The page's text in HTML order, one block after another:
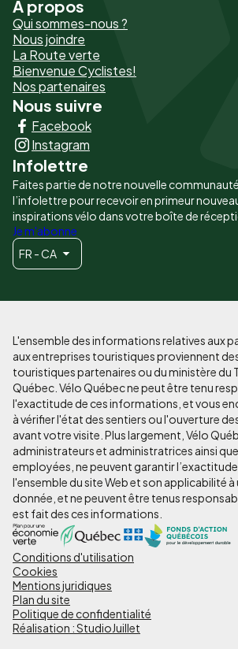
Pied
de
page
-
Liens
principaux
À propos
Qui sommes-nous ?
Nous joindre
La Route verte
Bienvenue Cyclistes!
Nos partenaires
Nous suivre
Facebook
Instagram
Infolettre
Faites partie de notre nouvelle
l’infolettre pour recevoir en primeur
inspirations vélo dans votre boîte de
Je m'abonne
FR - CA
L'ensemble des informations relatives aux
aux entreprises touristiques proviennent
touristiques partenaires ou du ministère du
Québec. Vélo Québec ne peut être tenu
l'exactitude de ces informations, et vous
à vérifier l'état des sentiers ou l'ouverture
avant votre visite. Plus largement, Vélo
administrateurs et administratrices ainsi
employées, ne peuvent garantir
l'ensemble du site Web et son applicabilité
donnée, et ne peuvent être tenus
est fait des ces informations.
Pied
de
page
-
Conditions d'utilisation
Cookies
Mentions juridiques
Plan du site
Politique de confidentialité
Réalisation : StudioJuillet